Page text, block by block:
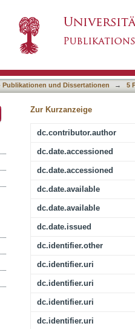
Publikationen und Dissertationen → 5
Zur Kurzanzeige
dc.contributor.author
dc.date.accessioned
dc.date.accessioned
dc.date.available
dc.date.available
dc.date.issued
dc.identifier.other
dc.identifier.uri
dc.identifier.uri
dc.identifier.uri
dc.identifier.uri